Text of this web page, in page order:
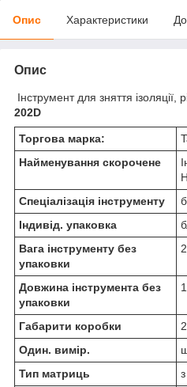
Опис Характеристики
Опис
Інструмент для зняття ізоляції,
202D
Торгова марка:
Найменування скорочене
Спеціалізація інструменту
Індивід. упаковка
Вага інструменту без
упаковки
Довжина інструмента без
упаковки
Габарити коробки
Один. вимір.
Тип матриць